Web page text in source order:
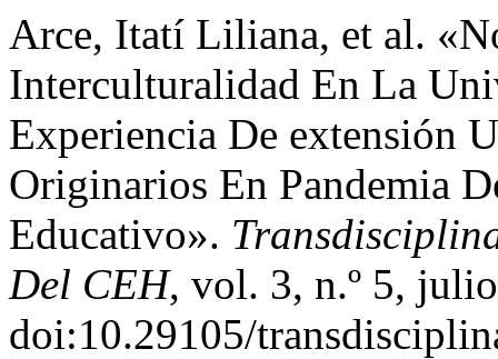
Arce, Itatí Liliana, et al.
Interculturalidad En La
Experiencia De extensión
Originarios En Pandemia
Educativo».
Del CEH, vol. 3, n.º 5,
doi:10.29105/